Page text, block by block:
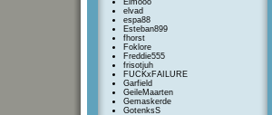
Elmooo
elvad
espa88
Esteban899
fhorst
Foklore
Freddie555
frisotjuh
FUCKxFAILURE
Garfield
GeileMaarten
Gemaskerde
GotenksS